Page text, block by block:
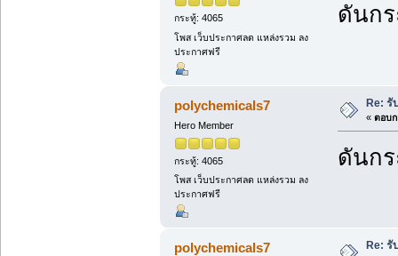
กระทู้: 4065
โพส เว็บประกาศลด แหล่งรวม ลง
ประกาศฟรี
ดันก
polychemicals7
Hero Member
กระทู้: 4065
โพส เว็บประกาศลด แหล่งรวม ลง
ประกาศฟรี
Re: รั
« ตอบก
ดันก
polychemicals7 Re: รั